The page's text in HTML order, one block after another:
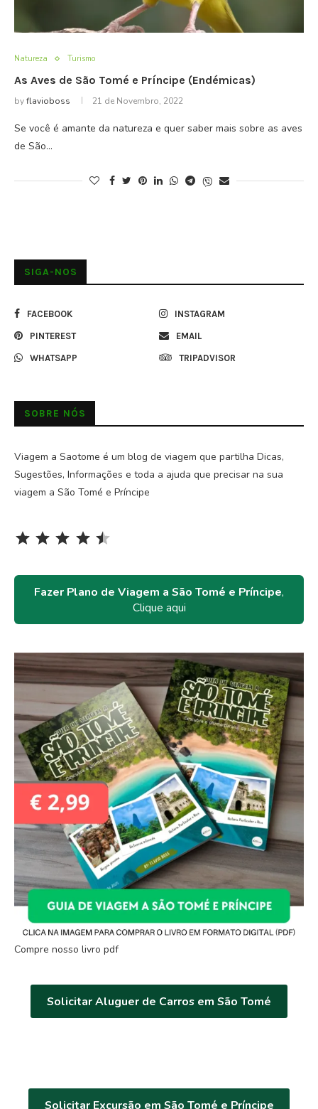
Natureza Turismo
As Aves de São Tomé e Príncipe (Endémicas)
byflavioboss 21 de Novembro, 2022
Se você é amante da natureza e quer saber mais sobre as aves
de São…
SIGA-NOS
FACEBOOK INSTAGRAM
PINTEREST EMAIL
WHATSAPP TRIPADVISOR
SOBRE NÓS
Viagem a Saotome é um blog de viagem que partilha Dicas,
Sugestões, Informações e toda a ajuda que precisar na sua
viagem a São Tomé e Príncipe
⭐⭐⭐ ⭐⭐
Fazer Plano de Viagem a São Tomé e Príncipe,
Clique aqui
Compre nosso livro pdf
Solicitar Aluguer de Carros em São Tomé
Solicitar Excursão em São Tomé e Príncipe